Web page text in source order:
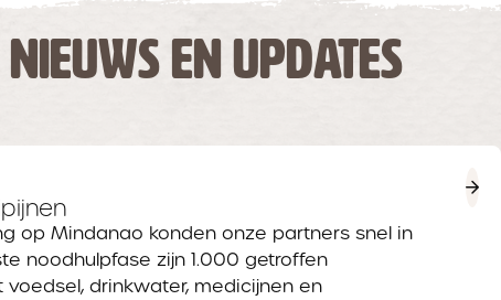
EN UPDATES
op Mindanao konden onze partners snel in
noodhulpfase zijn 1.000 getroffen
drinkwater, medicijnen en